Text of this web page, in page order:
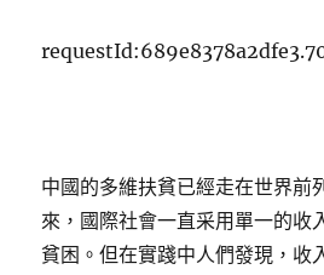
中國的多維扶貧已經走在世界前
來，國際社會一直采用單一的收
貧困。但在實踐中人們發現，收